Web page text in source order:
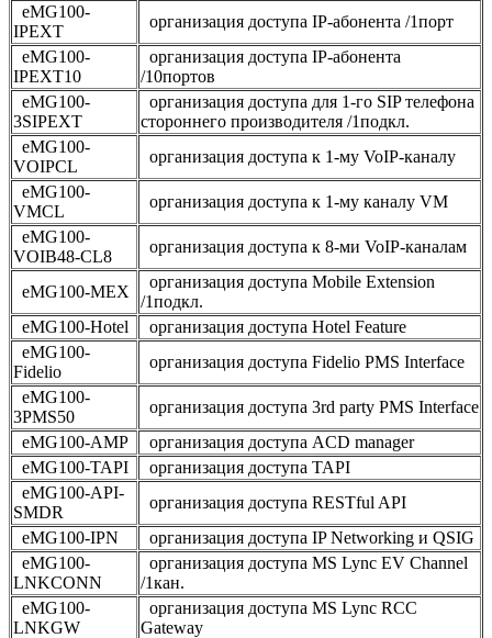
eMG100-
IPEXT
организация доступа IP-абонента /1порт
eMG100-
IPEXT10
организация доступа IP-абонента
/10портов
eMG100-
3SIPEXT
организация доступа для 1-го SIP телефона
стороннего производителя /1подкл.
eMG100-
VOIPCL
организация доступа к 1-му VoIP-каналу
eMG100-
VMCL
организация доступа к 1-му каналу VM
eMG100-
VOIB48-CL8
организация доступа к 8-ми VoIP-каналам
eMG100-MEX
организация доступа Mobile Extension
/1подкл.
eMG100-Hotel
организация доступа Hotel Feature
eMG100-
Fidelio
организация доступа Fidelio PMS Interface
eMG100-
3PMS50
организация доступа 3rd party PMS Interface
eMG100-AMP
организация доступа ACD manager
eMG100-TAPI
организация доступа TAPI
eMG100-API-
SMDR
организация доступа RESTful API
eMG100-IPN
организация доступа IP Networking и QSIG
eMG100-
LNKCONN
организация доступа MS Lync EV Channel
/1кан.
eMG100-
LNKGW
организация доступа MS Lync RCC
Gateway